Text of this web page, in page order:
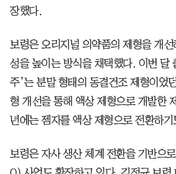
장했다.
보령은 오리지널 의약품의 제형을 개선
성을 높이는 방식을 채택했다. 이번 달
주’는 분말 형태의 동결건조 제형이었
형 개선을 통해 액상 제형으로 개발한
년에는 젬자를 액상 제형으로 전환하기
보령은 자사 생산 체계 전환을 기반으